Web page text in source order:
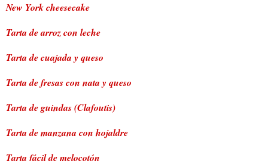
New York cheesecake
Tarta de arroz con leche
Tarta de cuajada y queso
Tarta de fresas con nata y queso
Tarta de guindas (Clafoutis)
Tarta de manzana con hojaldre
Tarta fácil de melocotón